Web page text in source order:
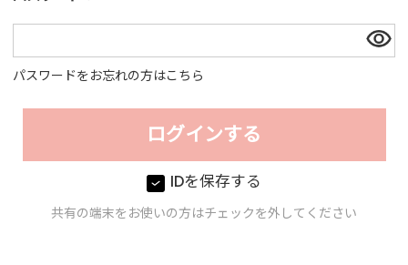
パスワードをお忘れの方はこちら
IDを保存する
共有の端末をお使いの方はチェックを外してください